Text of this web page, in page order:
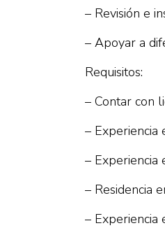
– Revisión e
– Apoyar a
Requisitos:
– Contar con
– Experiencia
– Experiencia
– Residencia
– Experiencia